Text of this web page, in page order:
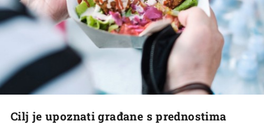
Cilj je upoznati građane s prednostima